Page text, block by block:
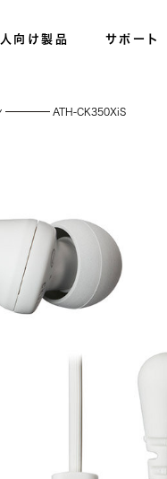
向け製品 サポート
ATH-CK350XiS